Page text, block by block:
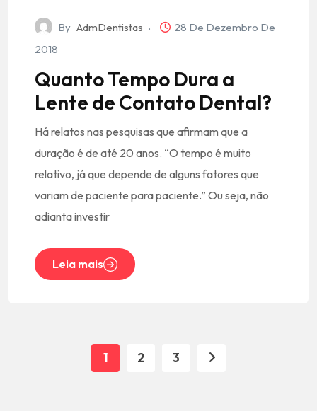
By AdmDentistas
28 De Dezembro De
2018
Quanto Tempo Dura a
Lente de Contato Dental?
Há relatos nas pesquisas que afirmam que a
duração é de até 20 anos. “O tempo é muito
relativo, já que depende de alguns fatores que
variam de paciente para paciente.” Ou seja, não
adianta investir
Leia mais
1 2 3